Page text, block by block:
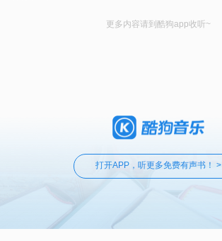
更多内容请到酷狗app收听~
打开APP，听更多免费有声书！ >